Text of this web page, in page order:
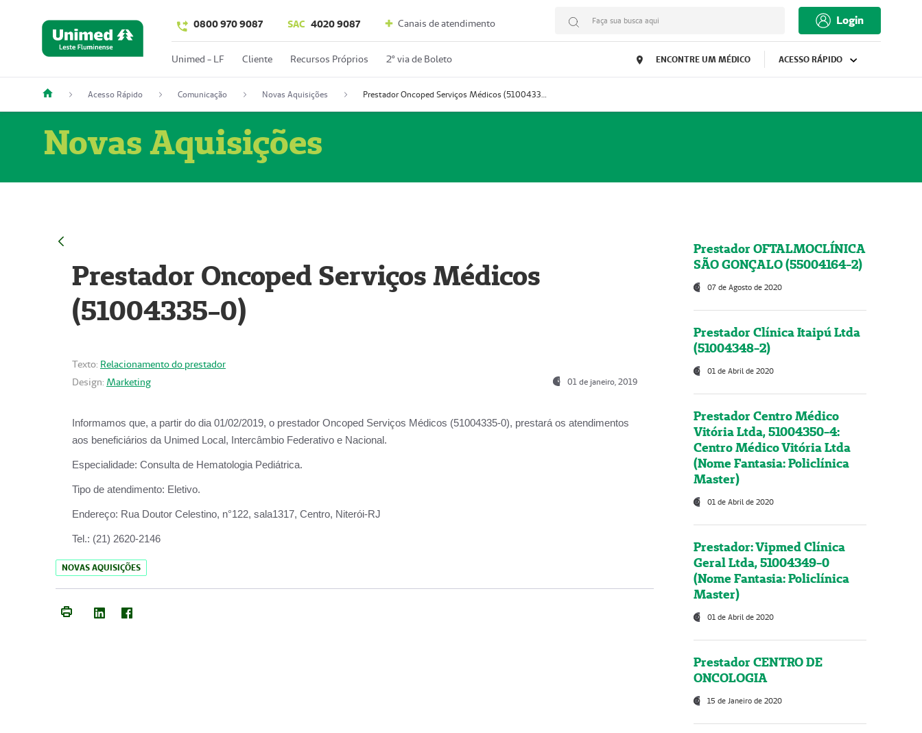
0800 970 9087 SAC 4020 9087 Canais de atendimento Faça sua busca aqui Login
Unimed - LF Cliente Recursos Próprios 2º via de Boleto ENCONTRE UM MÉDICO ACESSO RÁPIDO
Acesso Rápido Comunicação Novas Aquisições Prestador Oncoped Serviços Médicos (51004335-0)
Novas Aquisições
Prestador Oncoped Serviços Médicos
(51004335-0)
Texto: Relacionamento do prestador
Design: Marketing 01 de janeiro, 2019
Informamos que, a partir do dia 01/02/2019, o prestador Oncoped Serviços Médicos (51004335-0), prestará os atendimentos
aos beneficiários da Unimed Local, Intercâmbio Federativo e Nacional.
Especialidade: Consulta de Hematologia Pediátrica.
Tipo de atendimento: Eletivo.
Endereço: Rua Doutor Celestino, n°122, sala1317, Centro, Niterói-RJ
Tel.: (21) 2620-2146
NOVAS AQUISIÇÕES
Prestador OFTALMOCLÍNICA
SÃO GONÇALO (55004164-2)
07 de Agosto de 2020
Prestador Clínica Itaipú Ltda
(51004348-2)
01 de Abril de 2020
Prestador Centro Médico
Vitória Ltda, 51004350-4:
Centro Médico Vitória Ltda
(Nome Fantasia: Policlínica
Master)
01 de Abril de 2020
Prestador: Vipmed Clínica
Geral Ltda, 51004349-0
(Nome Fantasia: Policlínica
Master)
01 de Abril de 2020
Prestador CENTRO DE
ONCOLOGIA
15 de Janeiro de 2020